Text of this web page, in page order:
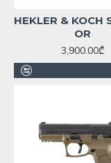
HEKLER & KOCH
OR
3,900.00₾